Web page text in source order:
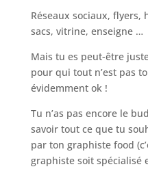
Réseaux sociaux, flyers,
sacs, vitrine, enseigne …
Mais tu es peut-être
pour qui tout n’est pas
évidemment ok !
Tu n’as pas encore le
savoir tout ce que tu
par ton graphiste food
graphiste soit spécialisé